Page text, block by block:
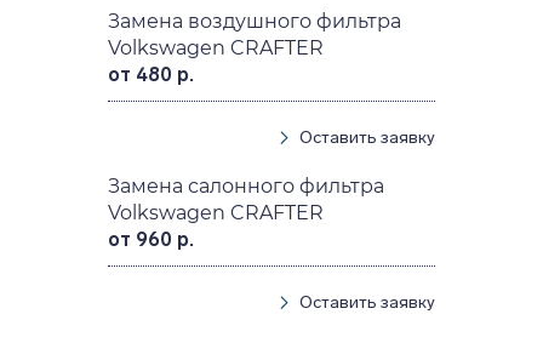
Замена воздушного фильтра
Volkswagen CRAFTER
от 480 р.
Оставить заявку
Замена салонного фильтра
Volkswagen CRAFTER
от 960 р.
Оставить заявку